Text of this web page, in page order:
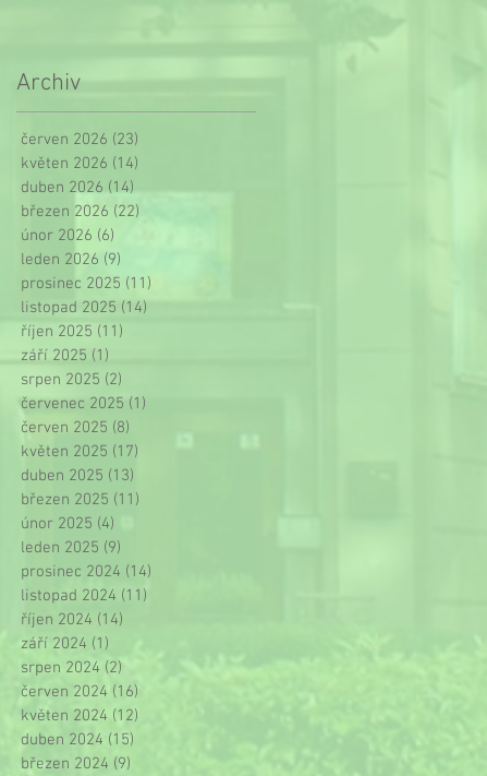
Archiv
červen 2026 (23)
květen 2026 (14)
duben 2026 (14)
březen 2026 (22)
únor 2026 (6)
leden 2026 (9)
prosinec 2025 (11)
listopad 2025 (14)
říjen 2025 (11)
září 2025 (1)
srpen 2025 (2)
červenec 2025 (1)
červen 2025 (8)
květen 2025 (17) 17 příspěvků
duben 2025 (13)
březen 2025 (11)
únor 2025 (4)
leden 2025 (9)
prosinec 2024 (14)
listopad 2024 (11)
říjen 2024 (14)
září 2024 (1)
srpen 2024 (2) 2 příspěvky
červen 2024 (16)
květen 2024 (12)
duben 2024 (15)
březen 2024 (9)